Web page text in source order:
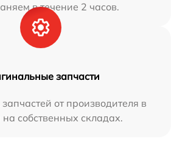
в течение 2 часов.
запчасти
от производителя в
собственных складах.